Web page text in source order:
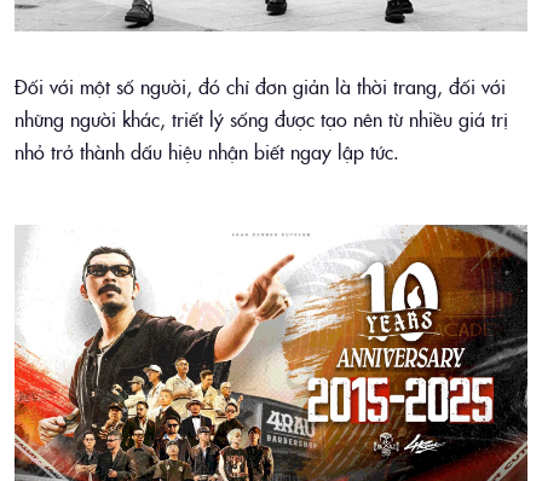
Đối với một số người, đó chỉ đơn giản là thời trang, đối với
những người khác, triết lý sống được tạo nên từ nhiều giá trị
nhỏ trở thành dấu hiệu nhận biết ngay lập tức.